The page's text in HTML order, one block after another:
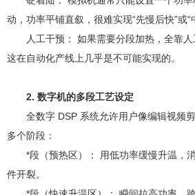
动，功率平铺直叙，很难实现“先慢后快”或“
人工干预： 如果需要分段加热，全靠
这在自动化产线上几乎是不可能实现的。
2. 数字机的多段工艺设定
全数字 DSP 系统允许用户像编辑视频
多个阶段：
*段（预热区）： 用低功率缓慢升温，
件开裂。